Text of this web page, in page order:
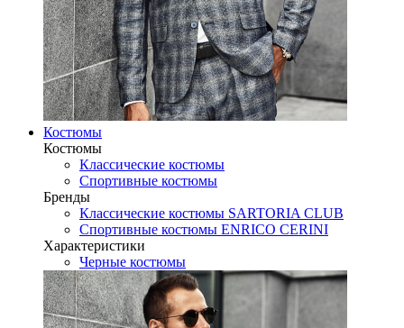
Костюмы
Костюмы
Классические костюмы
Спортивные костюмы
Бренды
Классические костюмы SARTORIA CLUB
Спортивные костюмы ENRICO CERINI
Характеристики
Черные костюмы